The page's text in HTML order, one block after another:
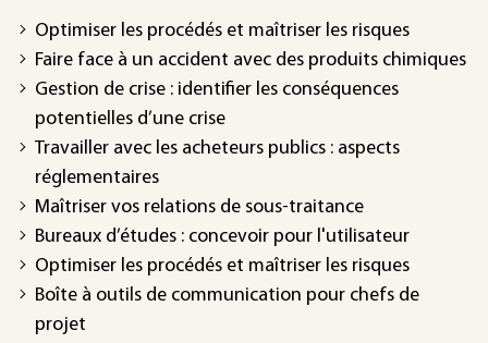
Optimiser les procédés et maîtriser les risques
Faire face à un accident avec des produits chimiques
Gestion de crise : identifier les conséquences
potentielles d’une crise
Travailler avec les acheteurs publics : aspects
réglementaires
Maîtriser vos relations de sous-traitance
Bureaux d’études : concevoir pour l'utilisateur
Optimiser les procédés et maîtriser les risques
Boîte à outils de communication pour chefs de
projet